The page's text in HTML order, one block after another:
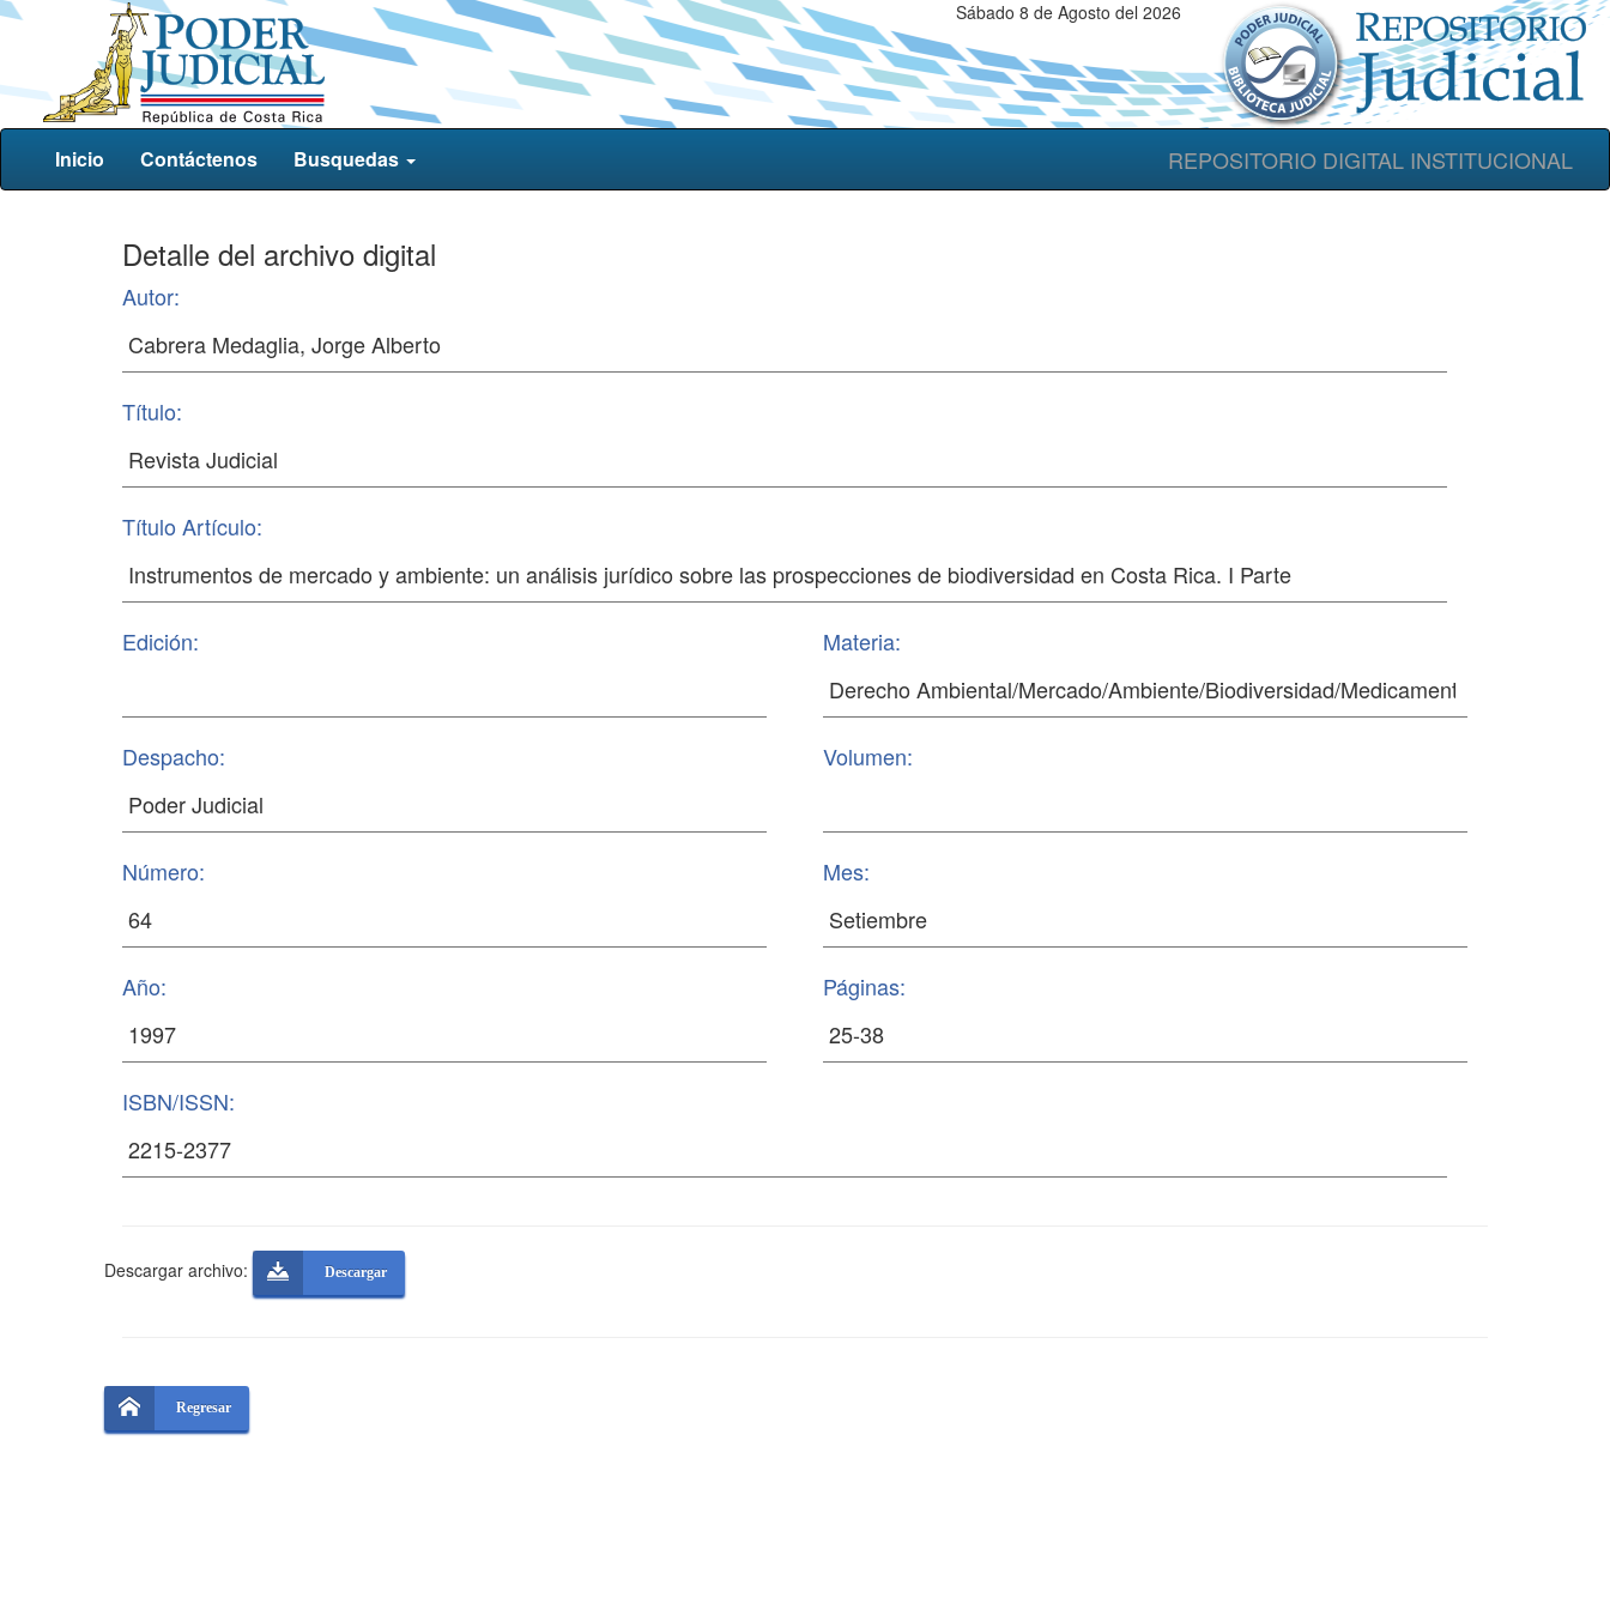
Sábado 8 de Agosto del 2026
REPOSITORIO DIGITAL INSTITUCIONAL
Inicio Contáctenos Busquedas
Detalle del archivo digital
Autor:
Título:
Título Artículo:
Edición: Materia:
Despacho: Volumen:
Número: Mes:
Año: Páginas:
ISBN/ISSN:
Descargar archivo: Descargar
Regresar